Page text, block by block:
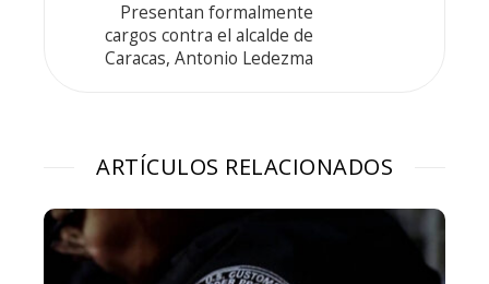
Presentan formalmente
cargos contra el alcalde de
Caracas, Antonio Ledezma
ARTÍCULOS RELACIONADOS